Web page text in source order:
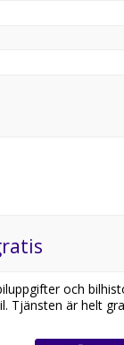
och
Tjänsten är helt